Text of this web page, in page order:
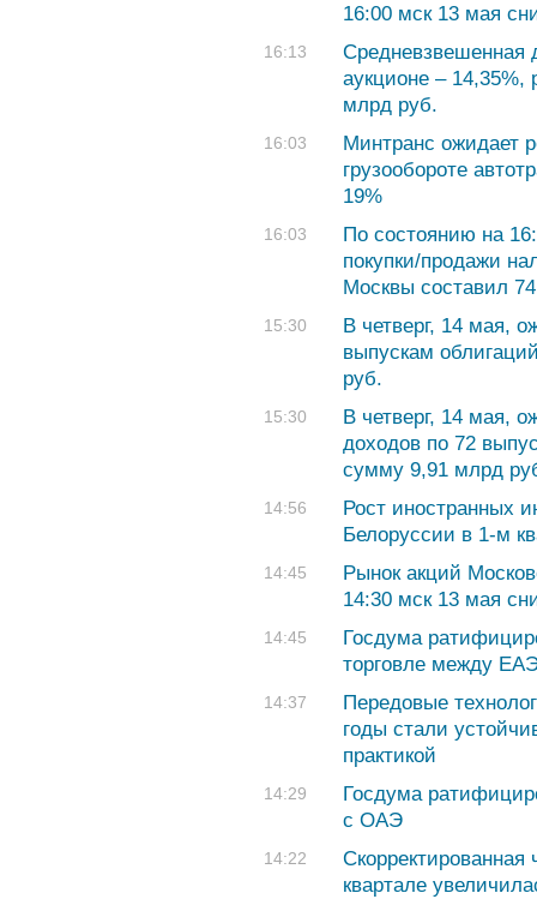
16:00 мск 13 мая
16:13
Средневзвешенная
аукционе –
млрд руб.
16:03
Минтранс ожидает
грузообороте
19%
16:03
По состоянию на
покупки/продажи
Москвы составил
15:30
В четверг, 14 мая,
выпускам
руб.
15:30
В четверг, 14 мая,
доходов по 72
сумму 9,91 млрд
14:56
Рост иностранных
Белоруссии в 1-м
14:45
Рынок акций
14:30 мск 13 мая
14:45
Госдума
торговле между
14:37
Передовые
годы стали
практикой
14:29
Госдума
с ОАЭ
14:22
квартале